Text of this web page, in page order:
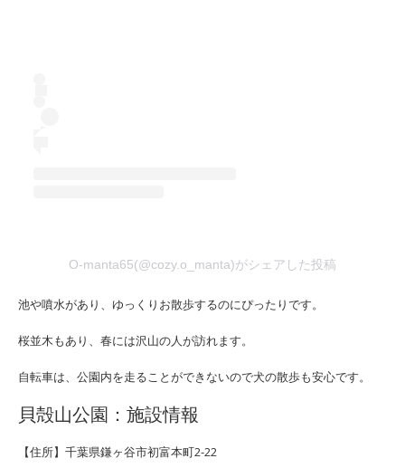
O-manta65(@cozy.o_manta)がシェアした投稿
池や噴水があり、ゆっくりお散歩するのにぴったりです。
桜並木もあり、春には沢山の人が訪れます。
自転車は、公園内を走ることができないので犬の散歩も安心です。
貝殻山公園：施設情報
【住所】千葉県鎌ヶ谷市初富本町2-22